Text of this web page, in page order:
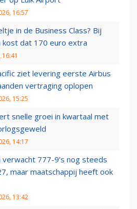
16:57
in de Business Class? Bij
kost dat 170 euro extra
ziet levering eerste Airbus
vertraging oplopen
15:25
snelle groei in kwartaal met
14:17
verwacht 777-9’s nog steeds
maar maatschappij heeft ook
13:42